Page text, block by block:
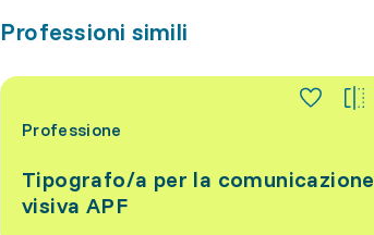
Professioni simili
Professione
Tipografo/a per la comunicazione
visiva APF